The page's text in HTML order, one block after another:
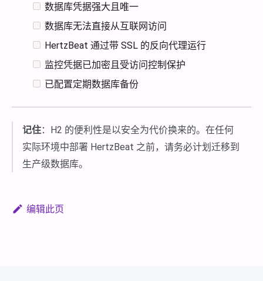
数据库凭据强大且唯一
数据库无法直接从互联网访问
HertzBeat 通过带 SSL 的反向代理运行
监控凭据已加密且受访问控制保护
已配置定期数据库备份
记住：H2 的便利性是以安全为代价换来的。在任何
实际环境中部署 HertzBeat 之前，请务必计划迁移到
生产级数据库。
编辑此页